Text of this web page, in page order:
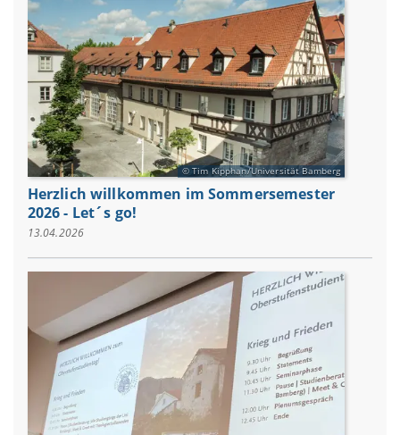
Tim Kipphan/Universität Bamberg
Herzlich willkommen im Sommersemester
2026 - Let´s go!
13.04.2026